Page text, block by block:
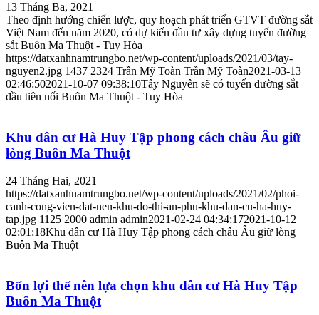
13 Tháng Ba, 2021
Theo định hướng chiến lược, quy hoạch phát triển GTVT đường sắt
Việt Nam đến năm 2020, có dự kiến đầu tư xây dựng tuyến đường
sắt Buôn Ma Thuột - Tuy Hòa
https://datxanhnamtrungbo.net/wp-content/uploads/2021/03/tay-
nguyen2.jpg 1437 2324 Trần Mỹ Toàn Trần Mỹ Toàn2021-03-13
02:46:502021-10-07 09:38:10Tây Nguyên sẽ có tuyến đường sắt
đầu tiên nối Buôn Ma Thuột - Tuy Hòa
Khu dân cư Hà Huy Tập phong cách châu Âu giữ
lòng Buôn Ma Thuột
24 Tháng Hai, 2021
https://datxanhnamtrungbo.net/wp-content/uploads/2021/02/phoi-
canh-cong-vien-dat-nen-khu-do-thi-an-phu-khu-dan-cu-ha-huy-
tap.jpg 1125 2000 admin admin2021-02-24 04:34:172021-10-12
02:01:18Khu dân cư Hà Huy Tập phong cách châu Âu giữ lòng
Buôn Ma Thuột
Bốn lợi thế nên lựa chọn khu dân cư Hà Huy Tập
Buôn Ma Thuột